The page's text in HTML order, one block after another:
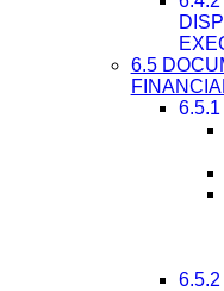
6.5